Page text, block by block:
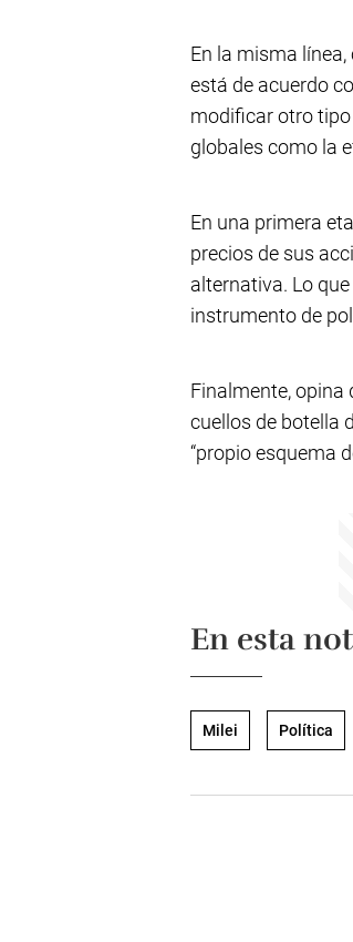
En la misma
está de acuerdo
modificar otro
globales como la
En una primera
precios de sus
alternativa. Lo
instrumento de
Finalmente, opina
cuellos de botella
“propio esquema
En esta
Milei Política